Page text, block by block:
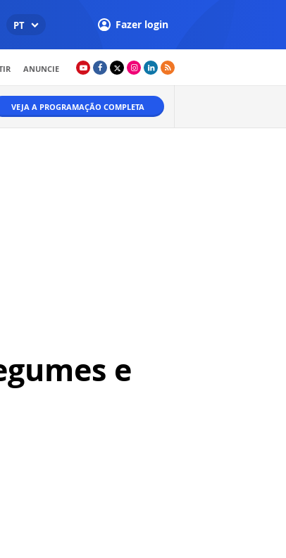
PT Fazer login
ANUNCIE
VEJA A PROGRAMAÇÃO COMPLETA
e